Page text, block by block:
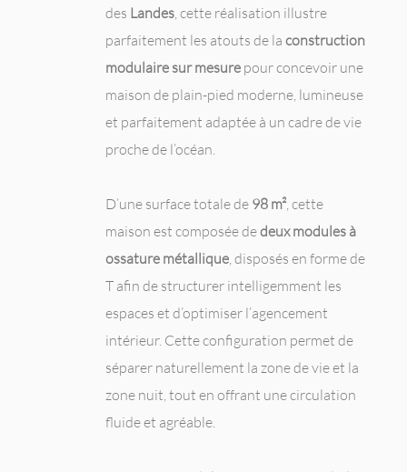
des Landes , cette réalisation illustre
parfaitement les atouts de laconstruction
modulaire sur mesure pour concevoir une
maison de plain-pied moderne, lumineuse
et parfaitement adaptée à un cadre de vie
proche de l’océan.
D’une surface totale de 98 m², cette
maison est composée dedeux modules à
ossature métallique , disposés en forme de
T afin de structurer intelligemment les
espaces et d’optimiser l’agencement
intérieur. Cette configuration permet de
séparer naturellement la zone de vie et la
zone nuit, tout en offrant une circulation
fluide et agréable.